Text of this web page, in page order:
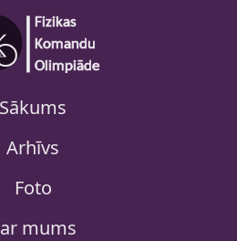
Sākums
Arhīvs
Foto
mums